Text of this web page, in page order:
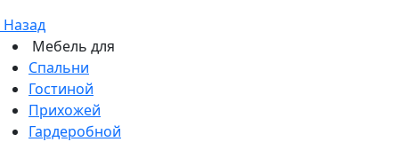
Назад
Мебель для
Спальни
Гостиной
Прихожей
Гардеробной